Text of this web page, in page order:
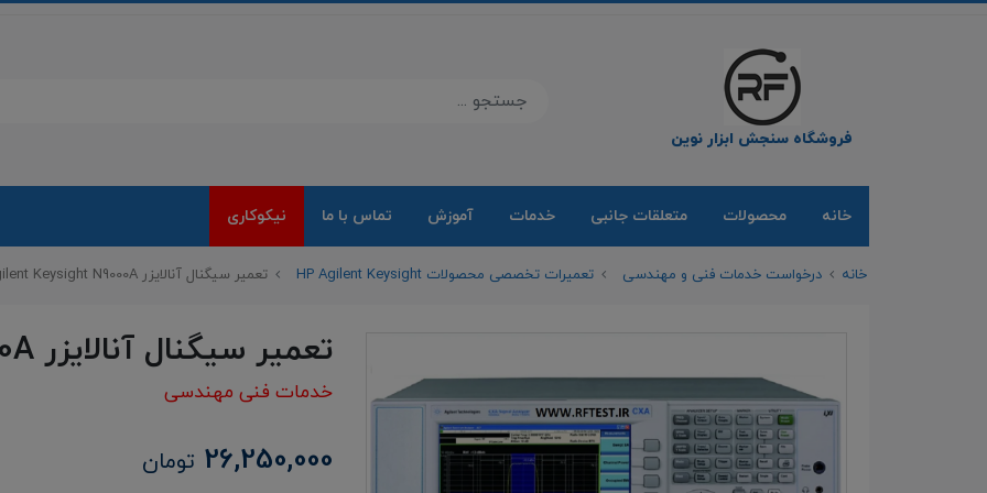
فروشگاه سنجش ابزار نوین
خانه محصولات متعلقات جانبی خدمات آموزش تماس با ما نیکوکاری
خانه درخواست خدمات فنی و مهندسی تعمیرات تخصصی محصولات HP Agilent Keysight تعمیر سیگنال آنالایزر Agilent Keysight N9000A
تعمیر سیگنال آنالایزر Agilent Keysight N9000A
خدمات فنی مهندسی
26,250,000 تومان